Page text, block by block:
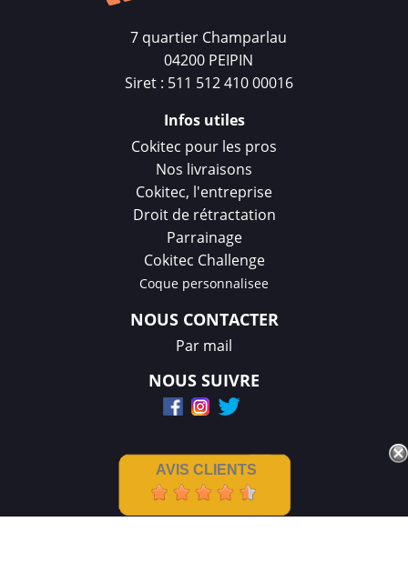
7 quartier Champarlau
04200 PEIPIN
Siret : 511 512 410 00016
Infos utiles
Cokitec pour les pros
Nos livraisons
Cokitec, l'entreprise
Droit de rétractation
Parrainage
Cokitec Challenge
Coque personnalisee
NOUS CONTACTER
Par mail
NOUS SUIVRE
AVIS CLIENTS